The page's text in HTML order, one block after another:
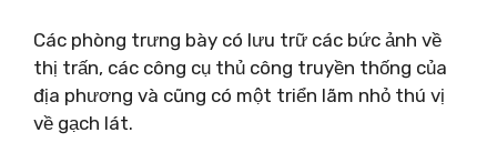
Các phòng trưng bày có lưu trữ các bức ảnh về
thị trấn, các công cụ thủ công truyền thống của
địa phương và cũng có một triển lãm nhỏ thú vị
về gạch lát.